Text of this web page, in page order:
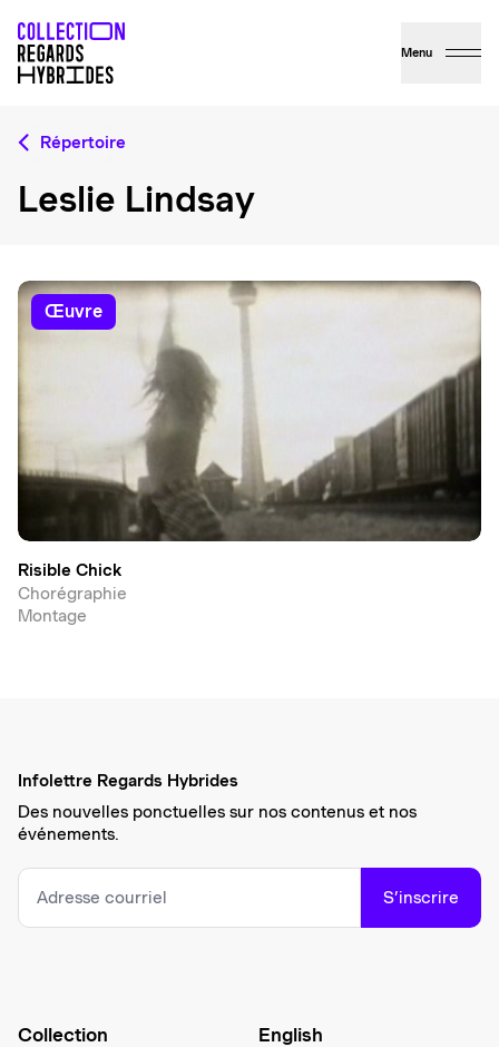
Menu
Répertoire
Leslie Lindsay
œuvre
Risible Chick
Chorégraphie
Montage
Infolettre Regards Hybrides
Des nouvelles ponctuelles sur nos contenus et nos
événements.
S’inscrire
Collection
English